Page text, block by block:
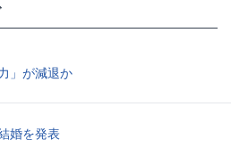
」が減退か
婚を発表